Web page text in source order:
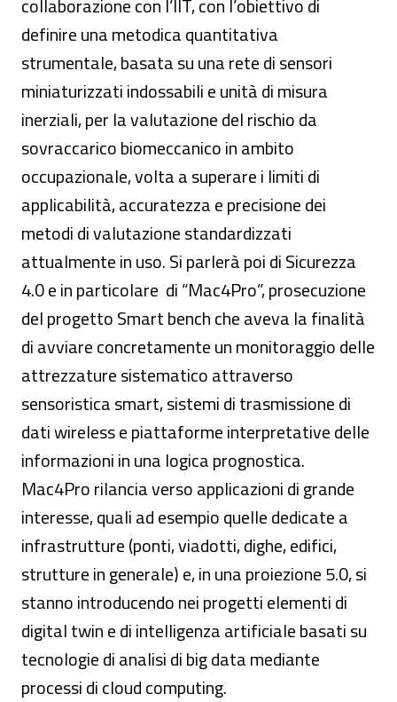
collaborazione con l’IIT, con l’obiettivo di
definire una metodica quantitativa
strumentale, basata su una rete di sensori
miniaturizzati indossabili e unità di misura
inerziali, per la valutazione del rischio da
sovraccarico biomeccanico in ambito
occupazionale, volta a superare i limiti di
applicabilità, accuratezza e precisione dei
metodi di valutazione standardizzati
attualmente in uso. Si parlerà poi di Sicurezza
4.0 e in particolare di “Mac4Pro”, prosecuzione
del progetto Smart bench che aveva la finalità
di avviare concretamente un monitoraggio delle
attrezzature sistematico attraverso
sensoristica smart, sistemi di trasmissione di
dati wireless e piattaforme interpretative delle
informazioni in una logica prognostica.
Mac4Pro rilancia verso applicazioni di grande
interesse, quali ad esempio quelle dedicate a
infrastrutture (ponti, viadotti, dighe, edifici,
strutture in generale) e, in una proiezione 5.0, si
stanno introducendo nei progetti elementi di
digital twin e di intelligenza artificiale basati su
tecnologie di analisi di big data mediante
processi di cloud computing.